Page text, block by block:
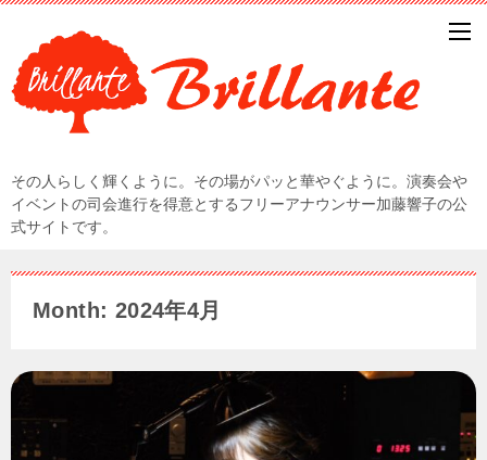
その人らしく輝くように。その場がパッと華やぐように。演奏会や
イベントの司会進行を得意とするフリーアナウンサー加藤響子の公
式サイトです。
Month: 2024年4月